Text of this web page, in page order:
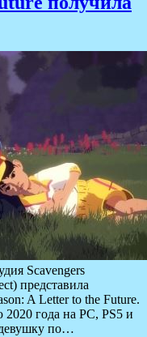
Scavengers
представила
A Letter to the Future.
2020 года на PC, PS5 и
по…